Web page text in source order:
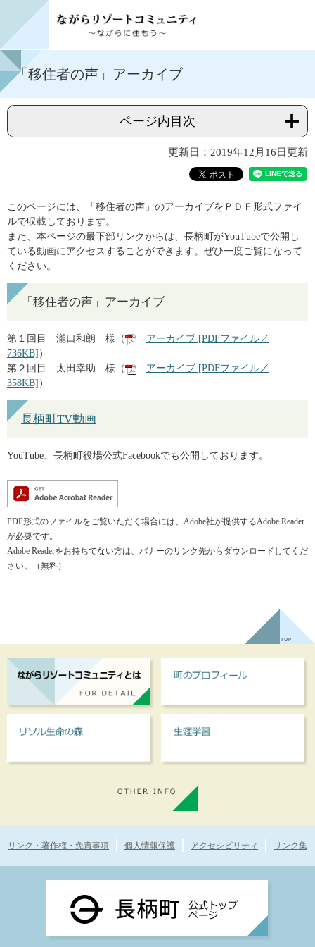
「移住者の声」アーカイブ
ページ内目次
更新日：2019年12月16日更新
このページには、「移住者の声」のアーカイブをＰＤＦ形式ファイ
ルで収載しております。
また、本ページの最下部リンクからは、長柄町がYouTubeで公開し
ている動画にアクセスすることができます。ぜひ一度ご覧になって
ください。
「移住者の声」アーカイブ
第１回目 瀧口和朗 様（
アーカイブ [PDFファイル／
736KB] ）
第２回目 太田幸助 様（
アーカイブ [PDFファイル／
358KB] ）
長柄町TV動画
YouTube、長柄町役場公式Facebookでも公開しております。
PDF形式のファイルをご覧いただく場合には、Adobe社が提供するAdobe Reader
が必要です。
Adobe Readerをお持ちでない方は、バナーのリンク先からダウンロードしてくだ
さい。（無料）
リンク・著作権・免責事項 個人情報保護 アクセシビリティ リンク集